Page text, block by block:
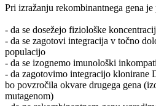
Pri izražanju rekombinantnega gena je
- da se dosežejo fiziološke
- da se zagotovi integracija v točno
populacijo
- da se izognemo imunološki
- da zagotovimo integracijo klonirane
bo povzročila okvare drugega gena
mutagenom)